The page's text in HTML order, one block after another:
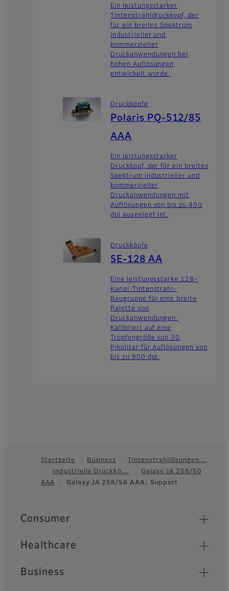
Ein leistungsstarker
Tintenstrahldruckkopf, der
für ein breites Spektrum
industrieller und
kommerzieller
Druckanwendungen bei
hohen Auflösungen
entwickelt wurde.
Druckköpfe
Polaris PQ-512/85
AAA
Ein leistungsstarker
Druckkopf, der für ein breites
Spektrum industrieller und
kommerzieller
Druckanwendungen mit
Auflösungen von bis zu 400
dpi ausgelegt ist.
Druckköpfe
SE-128 AA
Eine leistungsstarke 128-
Kanal-Tintenstrahl-
Baugruppe für eine breite
Palette von
Druckanwendungen.
Kalibriert auf eine
Tropfengröße von 30
Pikoliter für Auflösungen von
bis zu 900 dpi.
Footer
Startseite Business
Tintenstrahllösungen…
Industrielle Druckkö…
Galaxy JA 256/50
AAA
Galaxy JA 256/50 AAA: Support
Quick Links
Consumer
Healthcare
Business